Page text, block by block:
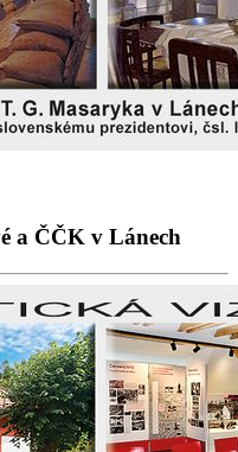
a ČČK v Lánech